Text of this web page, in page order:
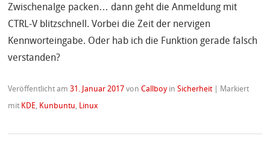
Zwischenalge packen… dann geht die Anmeldung mit
CTRL-V blitzschnell. Vorbei die Zeit der nervigen
Kennworteingabe. Oder hab ich die Funktion gerade falsch
verstanden?
Veröffentlicht am31. Januar 2017 vonCallboy inSicherheit | Markiert
mit KDE Kunbuntu Linux